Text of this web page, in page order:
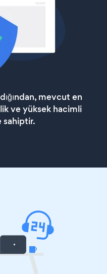
mevcut en
ve yüksek hacimli
sahiptir.